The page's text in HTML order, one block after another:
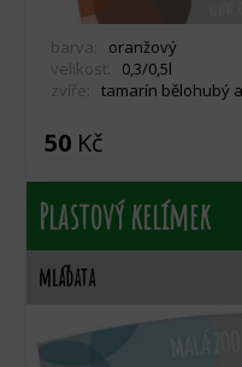
barva:
oranžový
velikost:
0,3/0,5l
zvíře:
tamarín bělohubý
50 Kč
Plastový kelímek
mláďata